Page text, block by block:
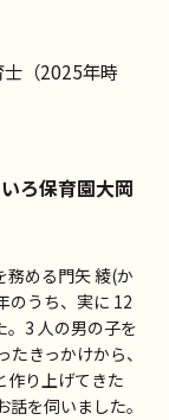
（2025年時
ろ保育園大岡
務める門矢 綾(か
のうち、実に 12
。3 人の男の子を
きっかけから、
作り上げてきた
を伺いました。